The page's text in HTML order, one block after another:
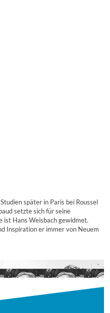
später in Paris bei Roussel
setzte sich für seine
ist Hans Weisbach gewidmet.
Inspiration er immer von Neuem